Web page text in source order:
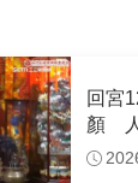
回宮
顏